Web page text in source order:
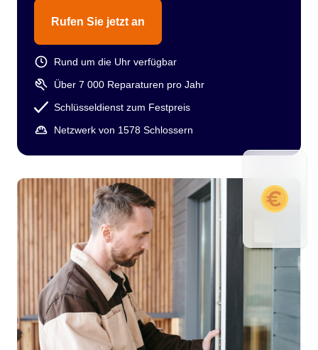
Rufen Sie jetzt an
Rund um die Uhr verfügbar
Über 7 000 Reparaturen pro Jahr
Schlüsseldienst zum Festpreis
Netzwerk von 1578 Schlossern